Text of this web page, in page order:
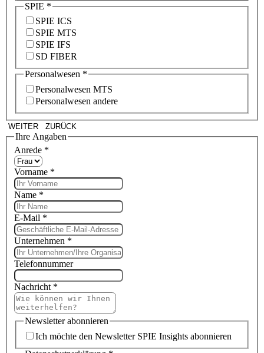
SPIE *
SPIE ICS
SPIE MTS
SPIE IFS
SD FIBER
Personalwesen *
Personalwesen MTS
Personalwesen andere
WEITER ZURÜCK
Ihre Angaben
Anrede *
Vorname *
Name *
E-Mail *
Unternehmen *
Telefonnummer
Nachricht *
Newsletter abonnieren
Ich möchte den Newsletter SPIE Insights abonnieren